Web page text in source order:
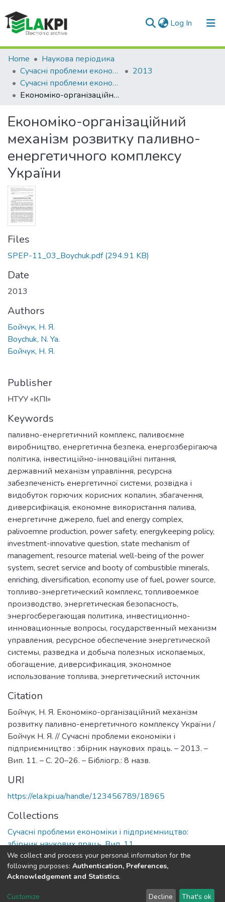
Log In (current)
Communities & Collections
All of DSpace
Statistics
Home
Наукова періодика
Сучасні проблеми економіки і підприємництво
2013
Сучасні проблеми економіки і підприємництво: збірник наукових праць, Вип. 11
Економіко-організаційний механізм розвитку паливно-енергетичного комплексу України
Економіко-організаційний
механізм розвитку паливно-
енергетичного комплексу
України
Files
SPEP-11_03_Boychuk.pdf(294.91 KB)
Date
2013
Authors
Бойчук, Н. Я.
Boychuk, N. Ya.
Бойчук, Н. Я.
Publisher
НТУУ «КПІ»
Keywords
паливно-енергетичний комплекс, паливоємне
виробництво, енергетична безпека, енергозберігаюча
політика, інвестиційно-інноваційні питання,
державний механізм управління, ресурсна
забезпеченість енергетичної системи, розвідка і
видобуток горючих корисних копалин, збагачення,
диверсифікація, економне використання палива,
енергетичне джерело, fuel and energy complex,
palivoemne production, power safety, energykeeping policy,
investment-innovative question, state mechanism of
management, resource material well-being of the power
system, secret service and booty of combustible minerals,
enriching, diversification, economy use of fuel, power source,
топливо-энергетический комплекс, топливоемкое
производство, энергетическая безопасность,
энергосберегающая политика, инвестиционно-
инновационные вопросы, государственный механизм
управления, ресурсное обеспечение энергетической
системы, разведка и добыча полезных ископаемых,
обогащение, диверсификация, экономное
использование топлива, энергетический источник
Citation
Бойчук, Н. Я. Економіко-організаційний механізм
розвитку паливно-енергетичного комплексу України /
Бойчук Н. Я. // Сучасні проблеми економіки і
підприємництво : збірник наукових праць. – 2013. –
Вип. 11. – С. 20–26. – Бібліогр.: 8 назв.
URI
https://ela.kpi.ua/handle/123456789/18965
Collections
Сучасні проблеми економіки і підприємництво:
збірник наукових праць, Вип. 11
Full item page
DSpace software copyright © 2002-2026 LYRASIS
We collect and process your personal information for the
following purposes: Authentication, Preferences,
Acknowledgement and Statistics.
Customize Decline That's ok